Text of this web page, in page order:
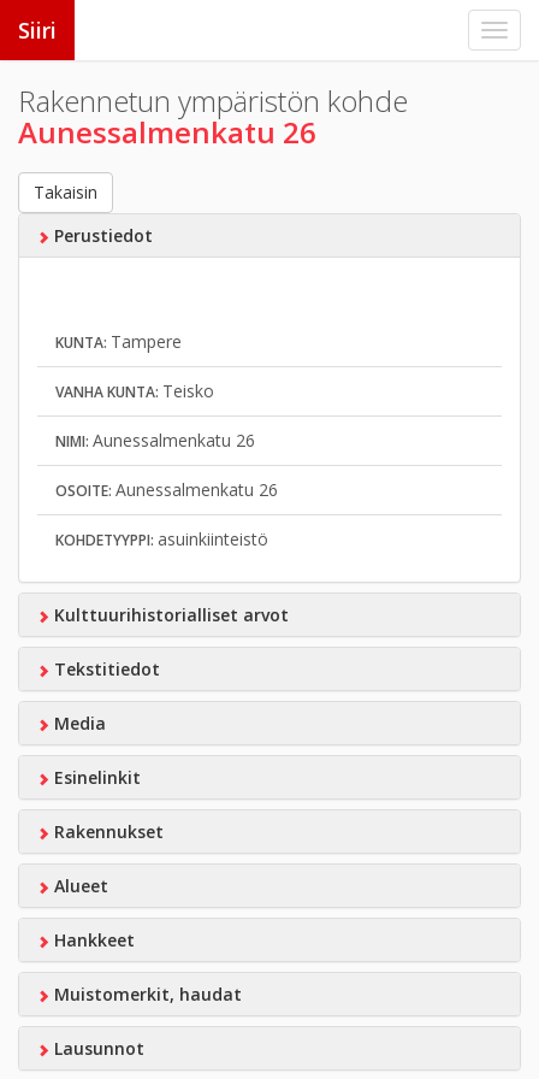
Siiri
Rakennetun ympäristön kohde
Aunessalmenkatu 26
Takaisin
Perustiedot
KUNTA: Tampere
VANHA KUNTA: Teisko
NIMI: Aunessalmenkatu 26
OSOITE: Aunessalmenkatu 26
KOHDETYYPPI: asuinkiinteistö
Kulttuurihistorialliset arvot
Tekstitiedot
Media
Esinelinkit
Rakennukset
Alueet
Hankkeet
Muistomerkit, haudat
Lausunnot